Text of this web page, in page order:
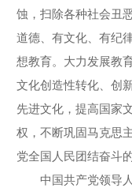
蚀，扫除各种社会丑
道德、有文化、有纪
想教育。大力发展教
文化创造性转化、创
先进文化，提高国家
权，不断巩固马克思
党全国人民团结奋斗
中国共产党领导人